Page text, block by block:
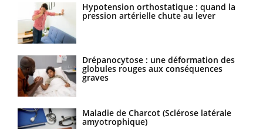
Hypotension orthostatique : quand la
pression artérielle chute au lever
Drépanocytose : une déformation des
globules rouges aux conséquences
graves
Maladie de Charcot (Sclérose latérale
amyotrophique)